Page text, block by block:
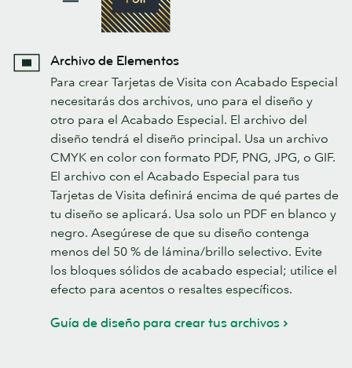
Archivo de Elementos
Para crear Tarjetas de Visita con Acabado Especial
necesitarás dos archivos, uno para el diseño y
otro para el Acabado Especial. El archivo del
diseño tendrá el diseño principal. Usa un archivo
CMYK en color con formato PDF, PNG, JPG, o GIF.
El archivo con el Acabado Especial para tus
Tarjetas de Visita definirá encima de qué partes de
tu diseño se aplicará. Usa solo un PDF en blanco y
negro. Asegúrese de que su diseño contenga
menos del 50 % de lámina/brillo selectivo. Evite
los bloques sólidos de acabado especial; utilice el
efecto para acentos o resaltes específicos.
Guía de diseño para crear tus archivos